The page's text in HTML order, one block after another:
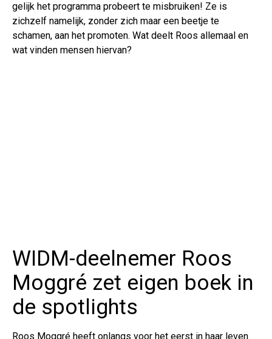
gelijk het programma probeert te misbruiken! Ze is
zichzelf namelijk, zonder zich maar een beetje te
schamen, aan het promoten. Wat deelt Roos allemaal en
wat vinden mensen hiervan?
WIDM-deelnemer Roos
Moggré zet eigen boek in
de spotlights
Roos Moggré heeft onlangs voor het eerst in haar leven